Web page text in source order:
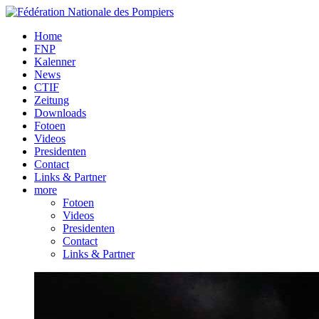
Home
FNP
Kalenner
News
CTIF
Zeitung
Downloads
Fotoen
Videos
Presidenten
Contact
Links & Partner
more
Fotoen
Videos
Presidenten
Contact
Links & Partner